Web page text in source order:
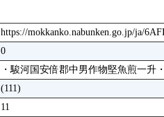
https://mokkanko.nabunken.go.jp/ja/
0
・駿河国安倍郡中男作物堅魚煎一升
(111)
11